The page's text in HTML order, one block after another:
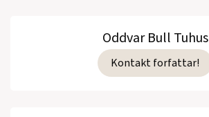
Oddvar Bull Tuhus
Kontakt forfattar!